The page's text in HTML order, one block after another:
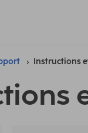
Instructions